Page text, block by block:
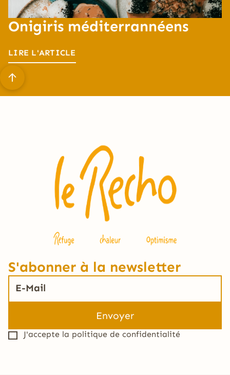
Onigiris méditerrannéens
LIRE L'ARTICLE
S'abonner à la newsletter
J'accepte la politique de confidentialité